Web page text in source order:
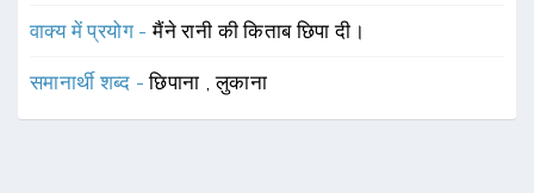
वाक्य में प्रयोग -मैंने रानी की किताब छिपा दी।
समानार्थी शब्द -छिपाना ,लुकाना